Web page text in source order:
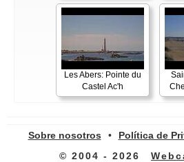
Les Abers: Pointe du
Castel Ac'h
Sobre nosotros • Política de
© 2004 - 2026